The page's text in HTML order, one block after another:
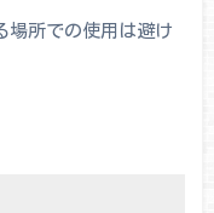
場所での使用は避け